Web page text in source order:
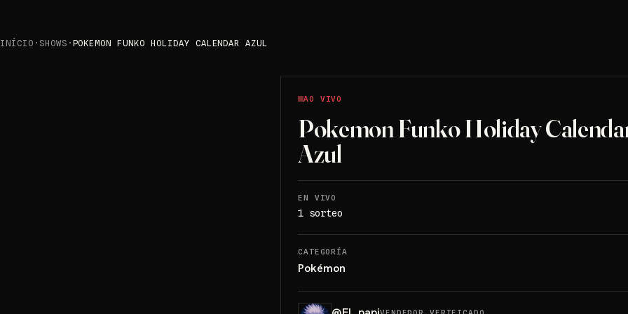
INÍCIO · SHOWS · POKEMON FUNKO HOLIDAY CALENDAR AZUL
AO VIVO
Pokemon Funko Holiday
Azul
EN VIVO
1 sorteo
CATEGORÍA
Pokémon